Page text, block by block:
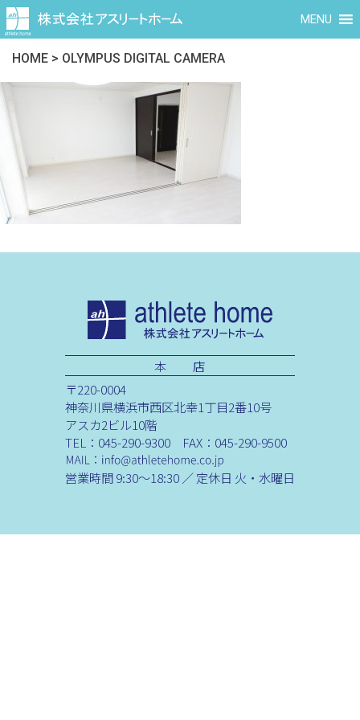
MENU
HOME > OLYMPUS DIGITAL CAMERA
本 店
〒220-0004
神奈川県横浜市西区北幸1丁目2番10号
アスカ2ビル10階
TEL：045-290-9300 FAX：045-290-9500
営業時間 9:30～18:30 ／ 定休日 火・水曜日